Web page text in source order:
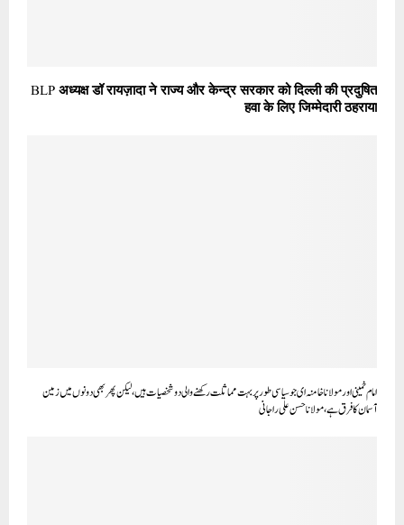
BLP अध्यक्ष डॉ रायज़ादा ने राज्य और केन्द्र सरकार को दिल्ली की प्रदुषित
हवा के लिए जिम्मेदारी ठहराया
امام خمینی اور مولانا خامنہ ای جو سیاسی طور پر بہت مماثلت رکھنے والی دو شخصیات ہیں،لیکن پھر بھی دونوں میں زمین
آسمان کا فرق ہے، مولانا حسن علی راجانی